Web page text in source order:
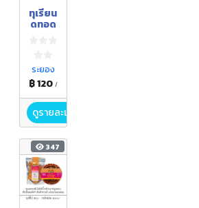
ทุเรียน
ดทอด
ระยอง
฿ 120 /
ดูรายละเอียด
347